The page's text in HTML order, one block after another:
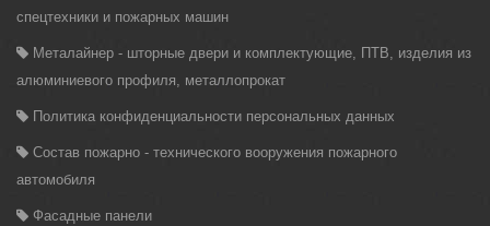
спецтехники и пожарных машин
Металайнер - шторные двери и комплектующие, ПТВ, изделия из
алюминиевого профиля, металлопрокат
Политика конфиденциальности персональных данных
Состав пожарно - технического вооружения пожарного
автомобиля
Фасадные панели